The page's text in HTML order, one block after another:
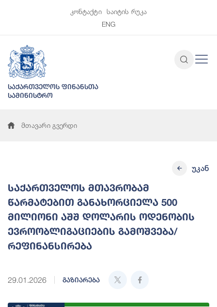
კონტაქტი
საიტის რუკა
ENG
საქართველოს ფინანსთა
სამინისტრო
მთავარი გვერდი
საქართველოს მთავრობამ
წარმატებით განახორციელა 500
მილიონი აშშ დოლარის ოდენობის
ევროობლიგაციების გამოშვება/
რეფინანსირება
29.01.2026 გაზიარება
უკან